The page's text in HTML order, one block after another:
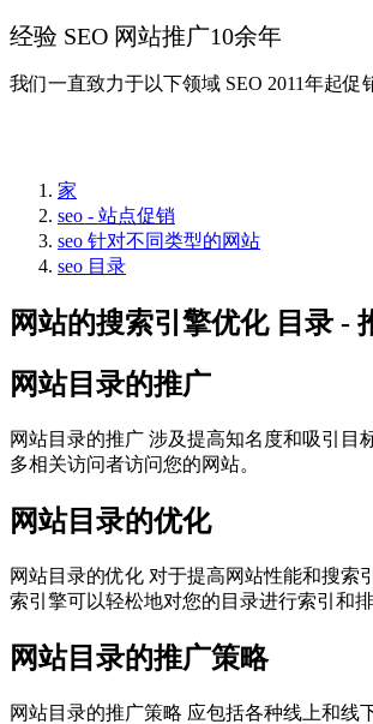
经验 SEO 网站推广10余年
我们一直致力于以下领域 SEO 2011年起促
家
seo - 站点促销
seo 针对不同类型的网站
seo 目录
网站的搜索引擎优化 目录 -
网站目录的推广
网站目录的推广 涉及提高知名度和吸引
多相关访问者访问您的网站。
网站目录的优化
网站目录的优化 对于提高网站性能和搜
索引擎可以轻松地对您的目录进行索引和排
网站目录的推广策略
网站目录的推广策略 应包括各种线上和线